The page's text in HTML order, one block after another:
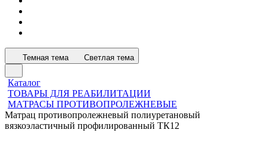
Темная тема Светлая тема
Каталог
ТОВАРЫ ДЛЯ РЕАБИЛИТАЦИИ
МАТРАСЫ ПРОТИВОПРОЛЕЖНЕВЫЕ
Матрац противопролежневый полиуретановый
вязкоэластичный профилированный ТК12